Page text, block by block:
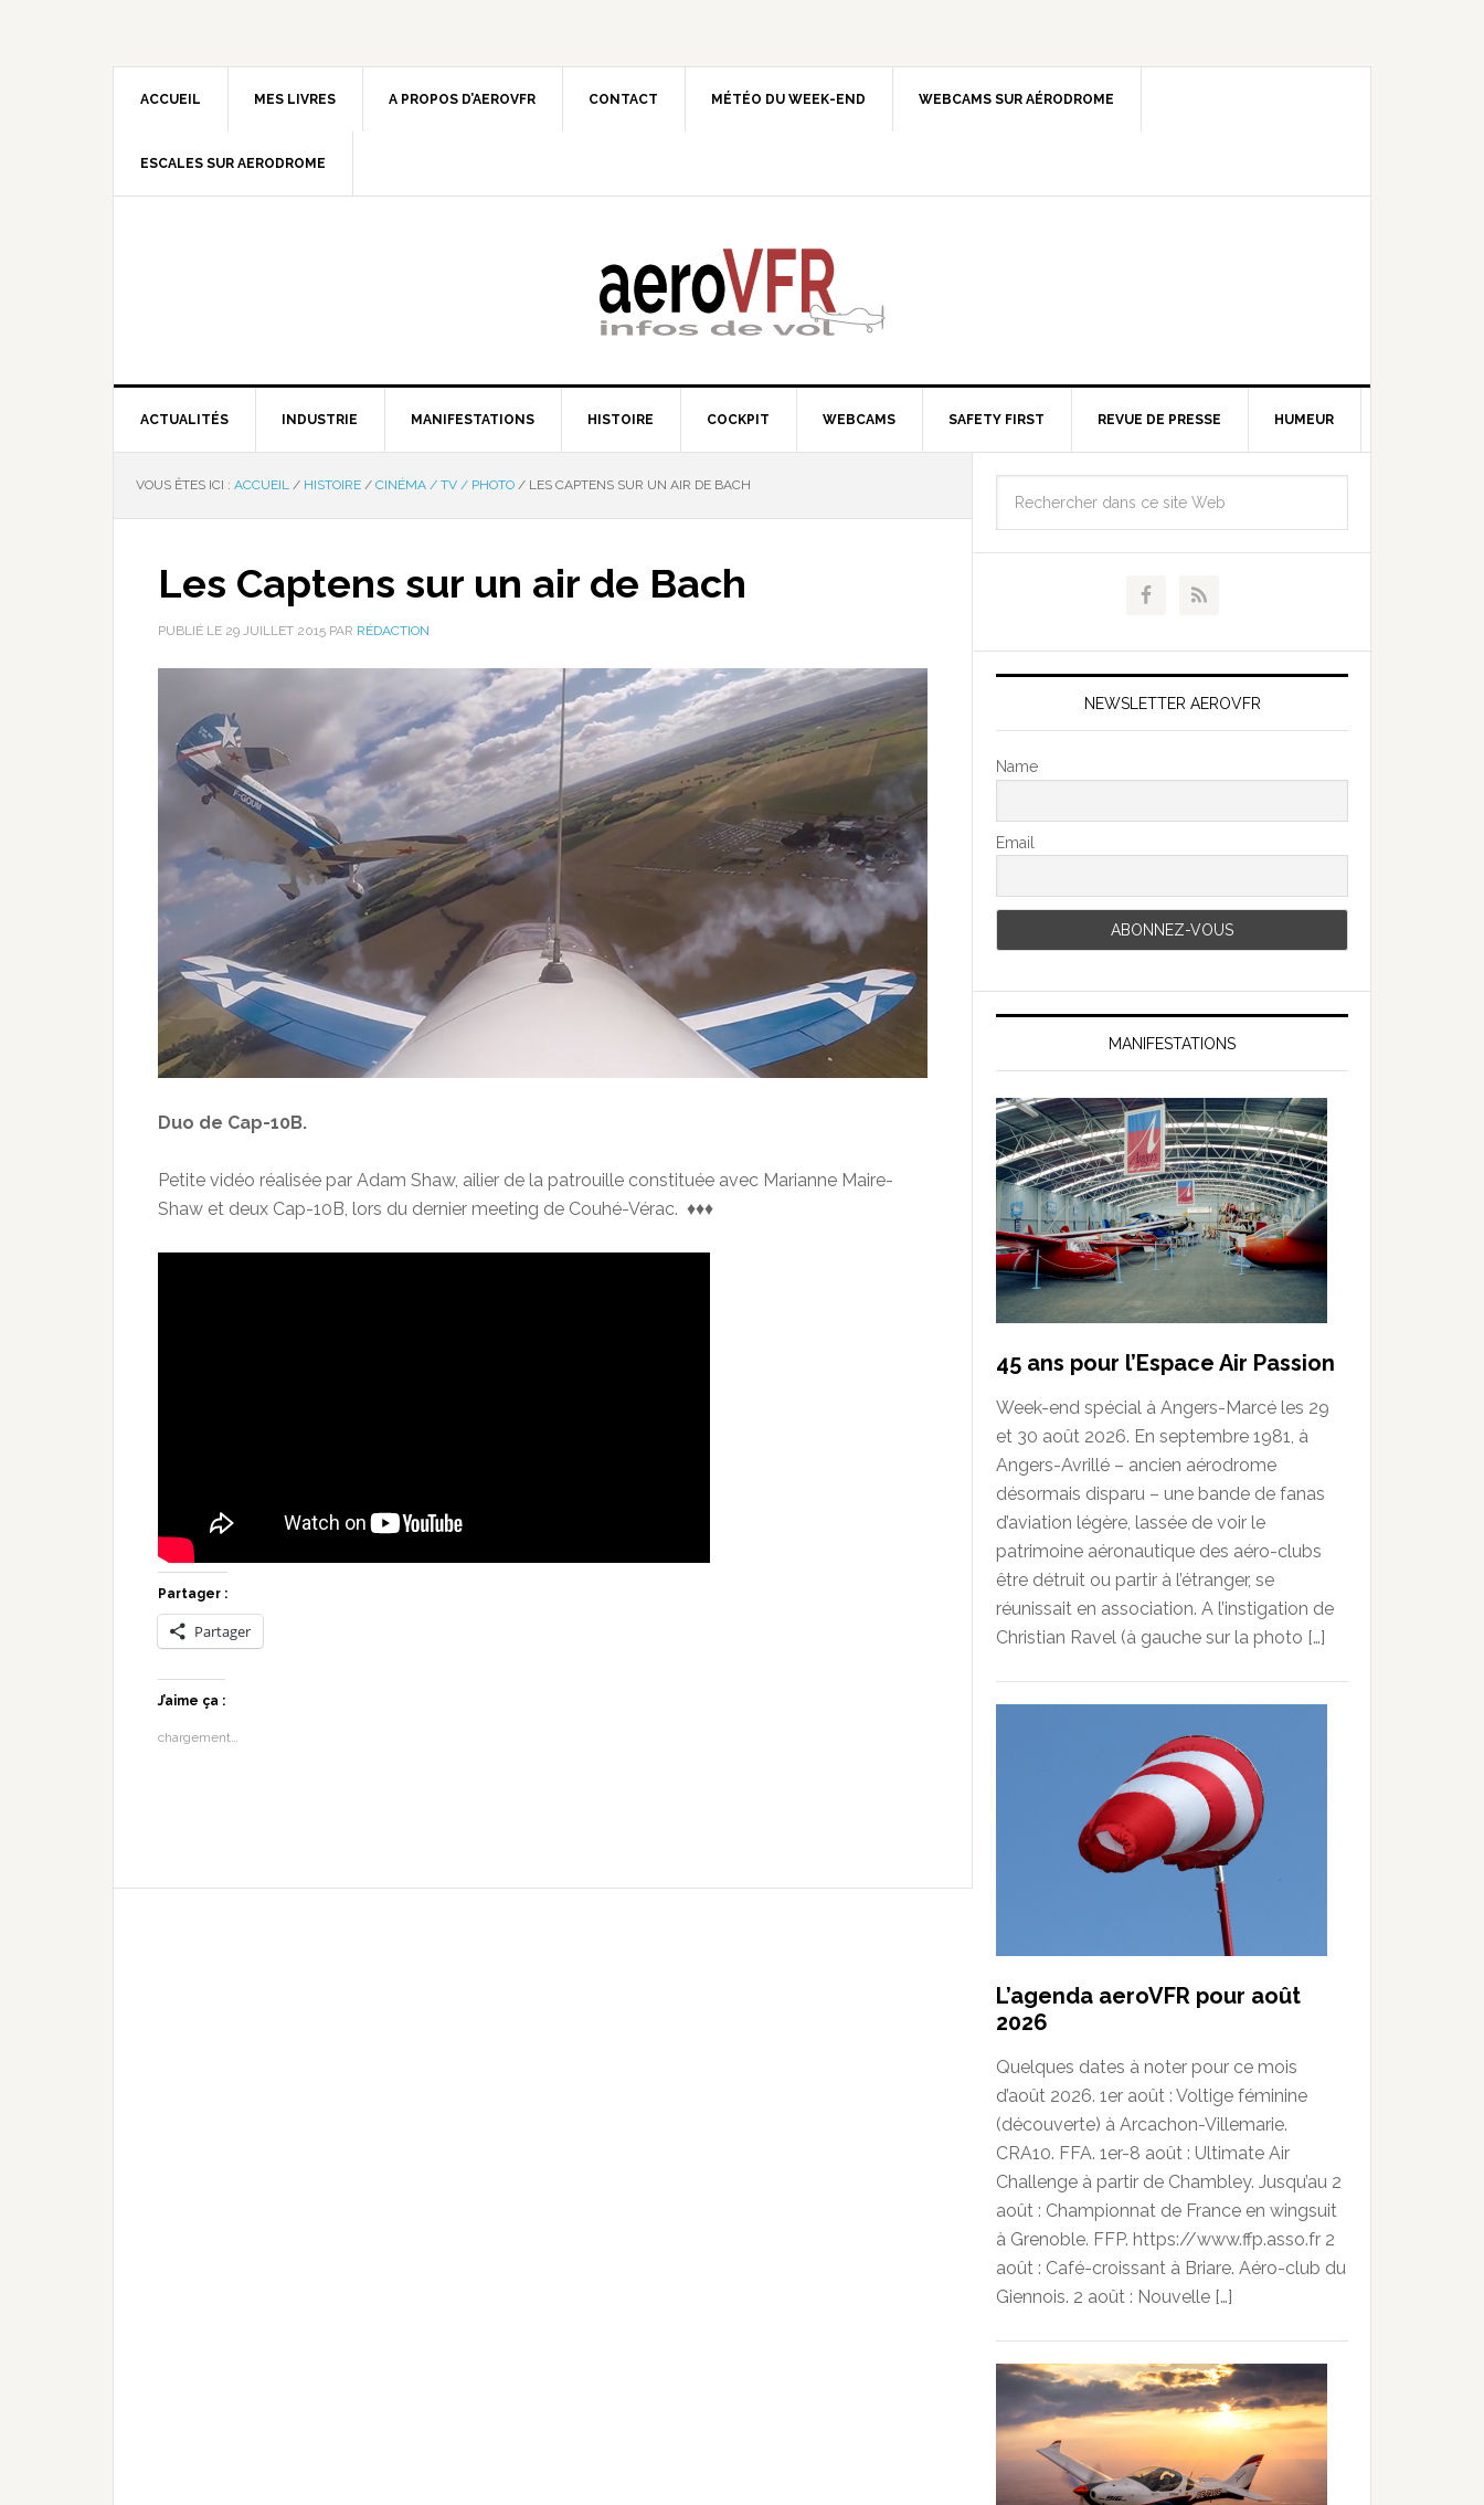
ACCUEIL MES LIVRES A PROPOS D’AEROVFR CONTACT MÉTÉO DU WEEK-END WEBCAMS SUR AÉRODROME
ESCALES SUR AERODROME
ACTUALITÉS INDUSTRIE MANIFESTATIONS HISTOIRE COCKPIT WEBCAMS SAFETY FIRST REVUE DE PRESSE HUMEUR
VOUS ÊTES ICI : ACCUEIL / HISTOIRE / CINÉMA / TV / PHOTO / LES CAPTENS SUR UN AIR DE BACH
Les Captens sur un air de Bach
PUBLIÉ LE 29 JUILLET 2015 PAR RÉDACTION
Duo de Cap-10B.
Petite vidéo réalisée par Adam Shaw, ailier de la patrouille constituée avec Marianne Maire-
Shaw et deux Cap-10B, lors du dernier meeting de Couhé-Vérac. ♦♦♦
Partager :
Partager
J’aime ça :
chargement…
NEWSLETTER AEROVFR
Name
Email
MANIFESTATIONS
45 ans pour l’Espace Air Passion
Week-end spécial à Angers-Marcé les 29
et 30 août 2026. En septembre 1981, à
Angers-Avrillé – ancien aérodrome
désormais disparu – une bande de fanas
d’aviation légère, lassée de voir le
patrimoine aéronautique des aéro-clubs
être détruit ou partir à l’étranger, se
réunissait en association. A l’instigation de
Christian Ravel (à gauche sur la photo […]
L’agenda aeroVFR pour août
2026
Quelques dates à noter pour ce mois
d’août 2026. 1er août : Voltige féminine
(découverte) à Arcachon-Villemarie.
CRA10. FFA. 1er-8 août : Ultimate Air
Challenge à partir de Chambley. Jusqu’au 2
août : Championnat de France en wingsuit
à Grenoble. FFP. https://www.ffp.asso.fr 2
août : Café-croissant à Briare. Aéro-club du
Giennois. 2 août : Nouvelle […]